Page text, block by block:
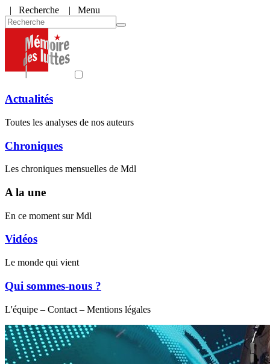
| Recherche | Menu
Actualités
Toutes les analyses de nos auteurs
Chroniques
Les chroniques mensuelles de Mdl
A la une
En ce moment sur Mdl
Vidéos
Le monde qui vient
Qui sommes-nous ?
L'équipe – Contact – Mentions légales